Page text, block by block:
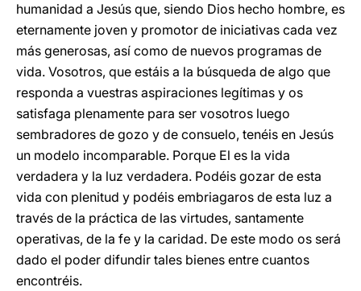
humanidad a Jesús que, siendo Dios hecho hombre, es
eternamente joven y promotor de iniciativas cada vez
más generosas, así como de nuevos programas de
vida. Vosotros, que estáis a la búsqueda de algo que
responda a vuestras aspiraciones legítimas y os
satisfaga plenamente para ser vosotros luego
sembradores de gozo y de consuelo, tenéis en Jesús
un modelo incomparable. Porque El es la vida
verdadera y la luz verdadera. Podéis gozar de esta
vida con plenitud y podéis embriagaros de esta luz a
través de la práctica de las virtudes, santamente
operativas, de la fe y la caridad. De este modo os será
dado el poder difundir tales bienes entre cuantos
encontréis.